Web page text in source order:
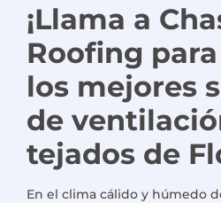
¡Llama a
Roofing
los mejores
de
tejados de
En el clima cálido y húmedo